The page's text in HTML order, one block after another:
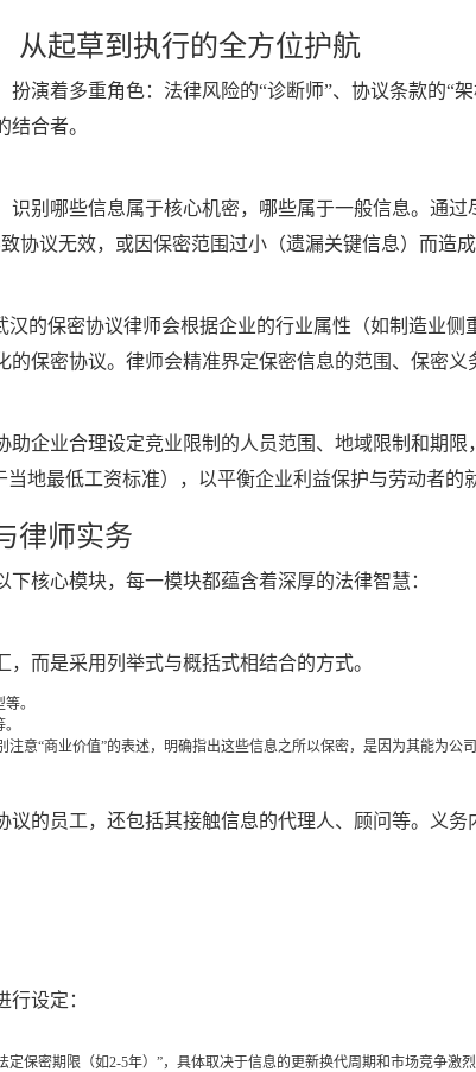
从起草到执行的全方位护航
演着多重角色：法律风险的“诊断师”、协议条款的“
合者。
别哪些信息属于核心机密，哪些属于一般信息。通
协议无效，或因保密范围过小（遗漏关键信息）而造成
的保密协议律师会根据企业的行业属性（如制造业
保密协议。律师会精准界定保密信息的范围、保密义
企业合理设定竞业限制的人员范围、地域限制和期
地最低工资标准），以平衡企业利益保护与劳动者的
律师实务
核心模块，每一模块都蕴含着深厚的法律智慧：
而是采用列举式与概括式相结合的方式。
。
意“商业价值”的表述，明确指出这些信息之所以保密，是因为其能为公司
的员工，还包括其接触信息的代理人、顾问等。义务
设定：
保密期限（如2-5年）”，具体取决于信息的更新换代周期和市场竞争激烈